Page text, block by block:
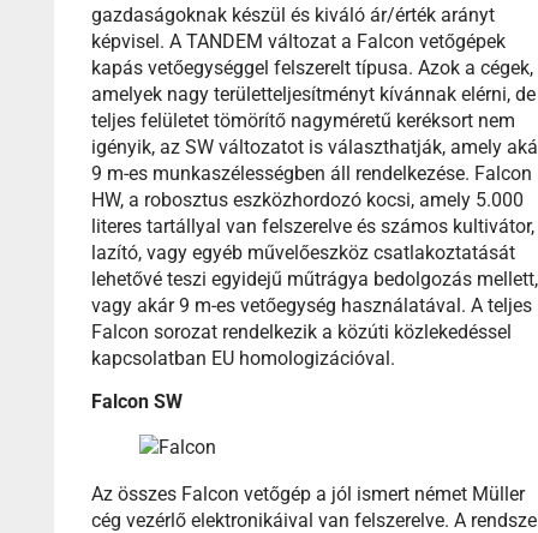
gazdaságoknak készül és kiváló ár/érték arányt
képvisel. A TANDEM változat a Falcon vetőgépek
kapás vetőegységgel felszerelt típusa. Azok a cégek,
amelyek nagy területteljesítményt kívánnak elérni,
teljes felületet tömörítő nagyméretű keréksort nem
igényik, az SW változatot is választhatják, amely
9 m-es munkaszélességben áll rendelkezése. Falcon
HW, a robosztus eszközhordozó kocsi, amely 5.000
literes tartállyal van felszerelve és számos kultivátor,
lazító, vagy egyéb művelőeszköz csatlakoztatását
lehetővé teszi egyidejű műtrágya bedolgozás mellett,
vagy akár 9 m-es vetőegység használatával. A teljes
Falcon sorozat rendelkezik a közúti közlekedéssel
kapcsolatban EU homologizációval.
Falcon SW
Az összes Falcon vetőgép a jól ismert német Müller
cég vezérlő elektronikáival van felszerelve. A